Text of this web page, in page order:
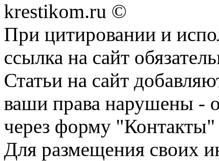
krestikom.ru ©
При цитировании и
ссылка на сайт
Статьи на сайт
ваши права нарушены -
через форму "Контакты"
Для размещения своих